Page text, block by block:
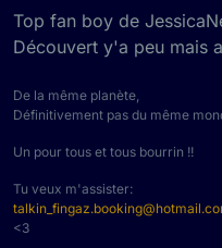
Top fan boy de
Découvert y'a peu mais
De la même planète,
Définitivement pas du même
Un pour tous et tous bourrin !!
Tu veux m'assister:
<3